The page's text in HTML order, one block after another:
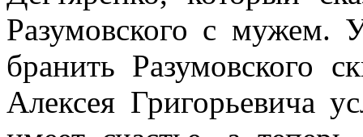
Разумовского с мужем.
бранить Разумовского
Алексея Григорьевича